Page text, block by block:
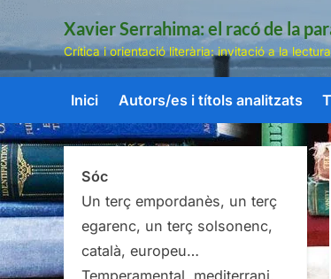
Skip
content
Xavier Serrahima: el racó de la
Crítica i orientació literària: invitació a la
Inici Autors/es i títols analitzats
Sóc
Un terç empordanès, un terç
egarenc, un terç solsonenc,
català, europeu…
Temperamental, mediterrani,